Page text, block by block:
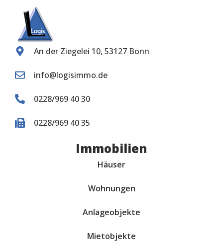
An der Ziegelei 10, 53127 Bonn
info@logisimmo.de
0228/969 40 30
0228/969 40 35
Immobilien
Häuser
Wohnungen
Anlageobjekte
Mietobjekte